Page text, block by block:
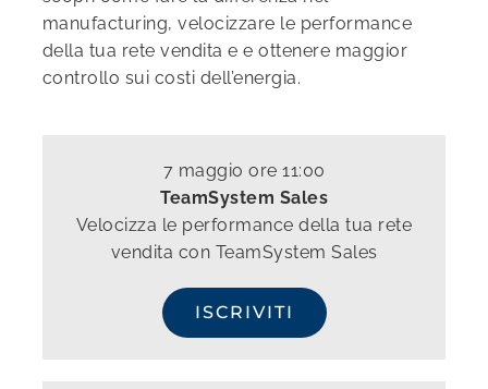
manufacturing, velocizzare le performance
della tua rete vendita e e ottenere maggior
controllo sui costi dell’energia.
7 maggio ore 11:00
TeamSystem Sales
Velocizza le performance della tua rete
vendita con TeamSystem Sales
ISCRIVITI